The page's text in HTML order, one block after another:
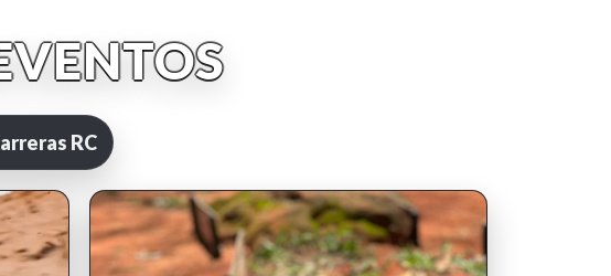
RC
INSCRIPCIONES ABIERTAS